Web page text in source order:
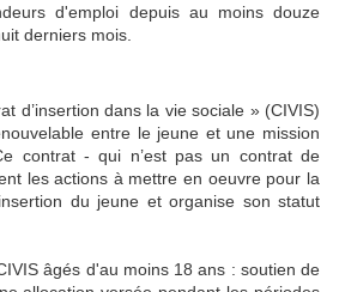
d'emploi depuis au moins douze
derniers mois.
d’insertion dans la vie sociale » (CIVIS)
entre le jeune et une mission
contrat - qui n’est pas un contrat de
les actions à mettre en oeuvre pour la
du jeune et organise son statut
âgés d'au moins 18 ans : soutien de